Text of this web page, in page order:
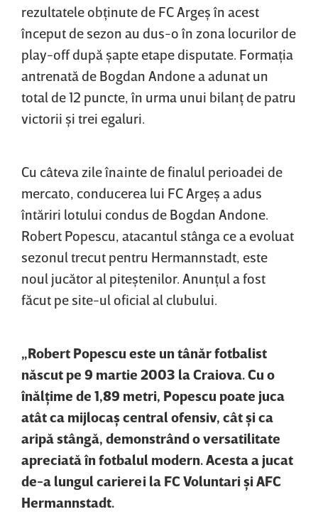
rezultatele obţinute de FC Argeş în acest
început de sezon au dus-o în zona locurilor de
play-off după şapte etape disputate. Formaţia
antrenată de Bogdan Andone a adunat un
total de 12 puncte, în urma unui bilanţ de patru
victorii şi trei egaluri.
Cu câteva zile înainte de finalul perioadei de
mercato, conducerea lui FC Argeş a adus
întăriri lotului condus de Bogdan Andone.
Robert Popescu, atacantul stânga ce a evoluat
sezonul trecut pentru Hermannstadt, este
noul jucător al piteştenilor. Anunţul a fost
făcut pe site-ul oficial al clubului.
„Robert Popescu este un tânăr fotbalist
născut pe 9 martie 2003 la Craiova. Cu o
înălţime de 1,89 metri, Popescu poate juca
atât ca mijlocaş central ofensiv, cât şi ca
aripă stângă, demonstrând o versatilitate
apreciată în fotbalul modern. Acesta a jucat
de-a lungul carierei la FC Voluntari şi AFC
Hermannstadt.